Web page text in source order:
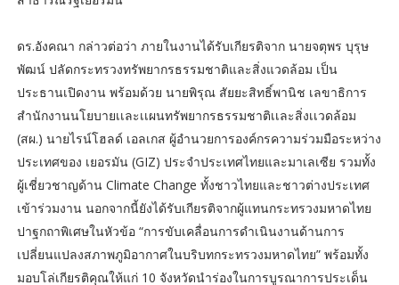
ดร.อังคณา กล่าวต่อว่า ภายในงานได้รับเกียรติจาก นายจตุพร บุรุษ
พัฒน์ ปลัดกระทรวงทรัพยากรธรรมชาติและสิ่งแวดล้อม เป็น
ประธานเปิดงาน พร้อมด้วย นายพิรุณ สัยยะสิทธิ์พานิช เลขาธิการ
สำนักงานนโยบายเเละเเผนทรัพยากรธรรมชาติเเละสิ่งเเวดล้อม
(สผ.) นายไรน์โฮลด์ เอลเกส ผู้อำนวยการองค์กรความร่วมมือระหว่าง
ประเทศของ เยอรมัน (GIZ) ประจำประเทศไทยและมาเลเซีย รวมทั้ง
ผู้เชี่ยวชาญด้าน Climate Change ทั้งชาวไทยและชาวต่างประเทศ
เข้าร่วมงาน นอกจากนี้ยังได้รับเกียรติจากผู้แทนกระทรวงมหาดไทย
ปาฐกถาพิเศษในหัวข้อ “การขับเคลื่อนการดำเนินงานด้านการ
เปลี่ยนแปลงสภาพภูมิอากาศในบริบทกระทรวงมหาดไทย” พร้อมทั้ง
มอบโล่เกียรติคุณให้แก่ 10 จังหวัดนำร่องในการบูรณาการประเด็น